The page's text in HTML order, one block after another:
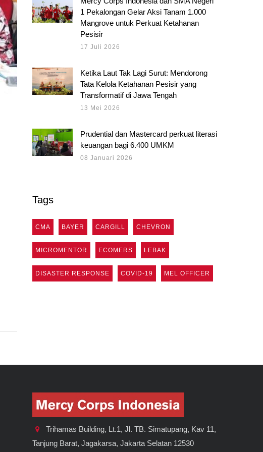
1 Pekalongan Gelar Aksi Tanam 1.000
Mangrove untuk Perkuat Ketahanan
Pesisir
17 Juli 2026
Ketika Laut Tak Lagi Surut: Mendorong
Tata Kelola Ketahanan Pesisir yang
Transformatif di Jawa Tengah
13 Mei 2026
Prudential dan Mastercard perkuat literasi
keuangan bagi 6.400 UMKM
08 Januari 2026
Tags
CMA BAYER CARGILL CHEVRON
MICROMENTOR ECOMERS LEBAK
DISASTER RESPONSE COVID-19 MEL OFFICER
Trihamas Building, Lt.1, Jl. TB. Simatupang, Kav 11,
Tanjung Barat, Jagakarsa, Jakarta Selatan 12530